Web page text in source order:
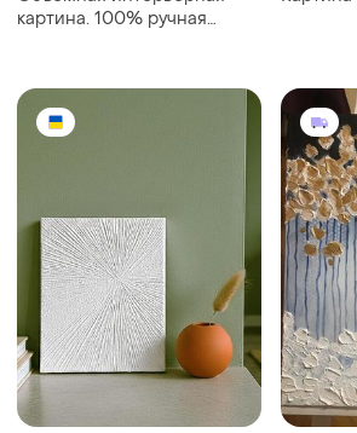
370 грн 2
Текстурная картина,
интерьерная картина
650
700 грн -